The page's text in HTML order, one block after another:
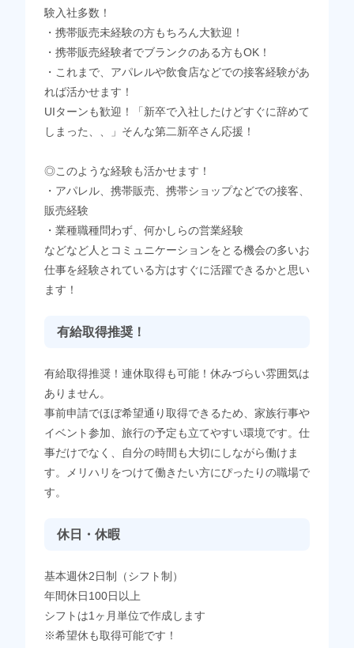
験入社多数！
・携帯販売未経験の方もちろん大歓迎！
・携帯販売経験者でブランクのある方もOK！
・これまで、アパレルや飲食店などでの接客経験があ
れば活かせます！
UIターンも歓迎！「新卒で入社したけどすぐに辞めて
しまった、、」そんな第二新卒さん応援！
◎このような経験も活かせます！
・アパレル、携帯販売、携帯ショップなどでの接客、
販売経験
・業種職種問わず、何かしらの営業経験
などなど人とコミュニケーションをとる機会の多いお
仕事を経験されている方はすぐに活躍できるかと思い
ます！
有給取得推奨！
有給取得推奨！連休取得も可能！休みづらい雰囲気は
ありません。
事前申請でほぼ希望通り取得できるため、家族行事や
イベント参加、旅行の予定も立てやすい環境です。仕
事だけでなく、自分の時間も大切にしながら働けま
す。メリハリをつけて働きたい方にぴったりの職場で
す。
休日・休暇
基本週休2日制（シフト制）
年間休日100日以上
シフトは1ヶ月単位で作成します
※希望休も取得可能です！